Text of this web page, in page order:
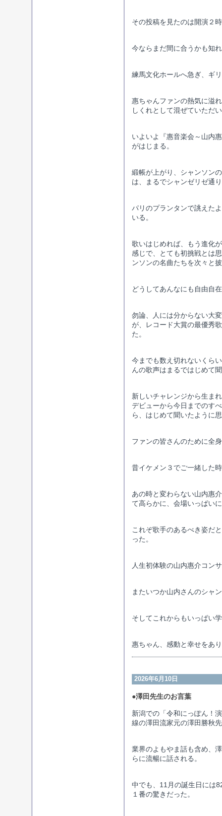
その投稿を見たのは開演２
今ならまだ間に合うかも知
練馬文化ホールへ急ぎ、ギ
惠ちゃんファンの熱気に溢
しくれとして混ぜていただ
いよいよ『惠音楽会～山内
がはじまる。
緞帳が上がり、シャンソン
は、まるでシャンゼリゼ通
パリのプランタンで誂えた
いる。
歌いはじめれば、もう進化
感じで、とても初挑戦とは
ンソンの名曲たちを次々と
どうしてあんなにも自由自
勿論、人には分からない大
が、レコード大賞の最優秀
た。
今までも数え切れないくら
んの歌声はまるではじめて
新しいチャレンジから生ま
デビューから今日までのす
ら、はじめて聞いたように
ファンの皆さんのために全
昔イケメン３でご一緒した
あの時と変わらない山内惠
て高らかに、会場いっぱい
これぞ歌手のあるべき姿だ
った。
人生初体験の山内惠介コン
またいつか山内さんのシャ
そしてこれからもいっぱい
惠ちゃん、感動と幸せをあ
2026年6月10日
●澤田先生のお言葉
新潟での「令和にっぽん！
線の澤田流家元の澤田勝秋
業界のよもやま話も含め、
らに流暢に話される。
中でも、11月の誕生日には
１番の驚きだった。